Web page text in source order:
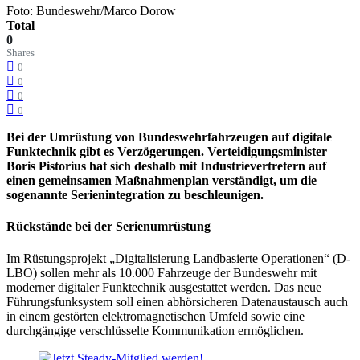
Foto: Bundeswehr/Marco Dorow
Total
0
Shares
0
0
0
0
Bei der Umrüstung von Bundeswehrfahrzeugen auf digitale
Funktechnik gibt es Verzögerungen. Verteidigungsminister
Boris Pistorius hat sich deshalb mit Industrievertretern auf
einen gemeinsamen Maßnahmenplan verständigt, um die
sogenannte Serienintegration zu beschleunigen.
Rückstände bei der Serienumrüstung
Im Rüstungsprojekt „Digitalisierung Landbasierte Operationen“ (D-
LBO) sollen mehr als 10.000 Fahrzeuge der Bundeswehr mit
moderner digitaler Funktechnik ausgestattet werden. Das neue
Führungsfunksystem soll einen abhörsicheren Datenaustausch auch
in einem gestörten elektromagnetischen Umfeld sowie eine
durchgängige verschlüsselte Kommunikation ermöglichen.